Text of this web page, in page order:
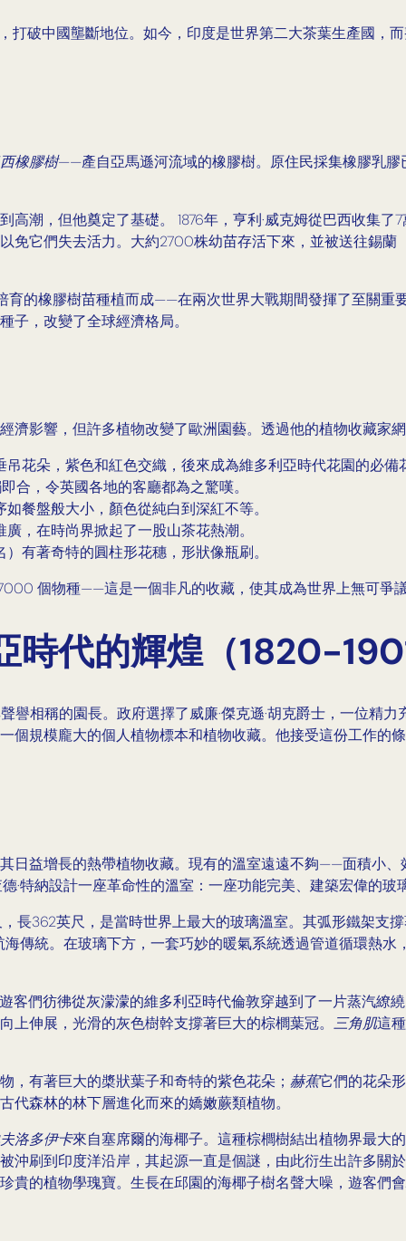
打破中國壟斷地位。如今，印度是世界第二大茶葉生產國，
橡膠樹——產自亞馬遜河流域的橡膠樹。原住民採集橡膠乳
潮，但他奠定了基礎。 1876年，亨利·威克姆從巴西收集
免它們失去活力。大約2700株幼苗存活下來，並被送往錫
的橡膠樹苗種植而成——在兩次世界大戰期間發揮了至關重
子，改變了全球經濟格局。
濟影響，但許多植物改變了歐洲園藝。透過他的植物收藏家
吊花朵，紫色和紅色交織，後來成為維多利亞時代花園的必備
合，令英國各地的客廳都為之驚嘆。
餐盤般大小，顏色從純白到深紅不等。
，在時尚界掀起了一股山茶花熱潮。
有著奇特的圓柱形花穗，形狀像瓶刷。
個物種——這是一個非凡的收藏，使其成為世界上無可爭
時代的輝煌（1820-
譽相稱的園長。政府選擇了威廉·傑克遜·胡克爵士，一位精
個規模龐大的個人植物標本和植物收藏。他接受這份工作的
日益增長的熱帶植物收藏。現有的溫室遠遠不夠——面積小
·特納設計一座革命性的溫室：一座功能完美、建築宏偉的玻
長362英尺，是當時世界上最大的玻璃溫室。其弧形鐵架支
傳統。在玻璃下方，一套巧妙的暖氣系統透過管道循環熱
客們彷彿從灰濛濛的維多利亞時代倫敦穿越到了一片蒸汽繚
上伸展，光滑的灰色樹幹支撐著巨大的棕櫚葉冠。 三角肌這
，有著巨大的槳狀葉子和奇特的紫色花朵； 赫蕉它們的花朵
代森林的林下層進化而來的嬌嫩蕨類植物。
洛多伊卡來自塞席爾的海椰子。這種棕櫚樹結出植物界最
沖刷到印度洋沿岸，其起源一直是個謎，由此衍生出許多關
貴的植物學瑰寶。生長在邱園的海椰子樹名聲大噪，遊客們